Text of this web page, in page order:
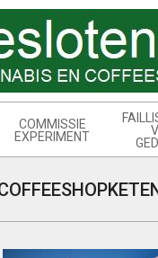
COMMISSIE
EXPERIMENT